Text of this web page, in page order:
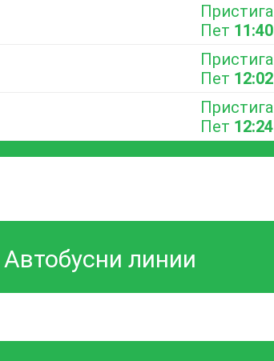
Пристига
Пет 11:40
Пристига
Пет 12:02
Пристига
Пет 12:24
Автобусни линии